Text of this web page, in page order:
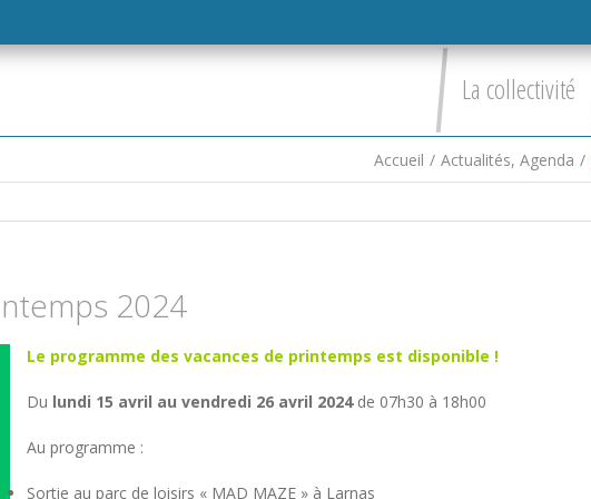
La collectivité
Accueil / Actualités, Agenda /
2024
Le programme des vacances de printemps est disponible !
Du lundi 15 avril au vendredi 26 avril 2024de 07h30 à 18h00
Au programme :
Sortie au parc de loisirs « MAD MAZE » à Larnas